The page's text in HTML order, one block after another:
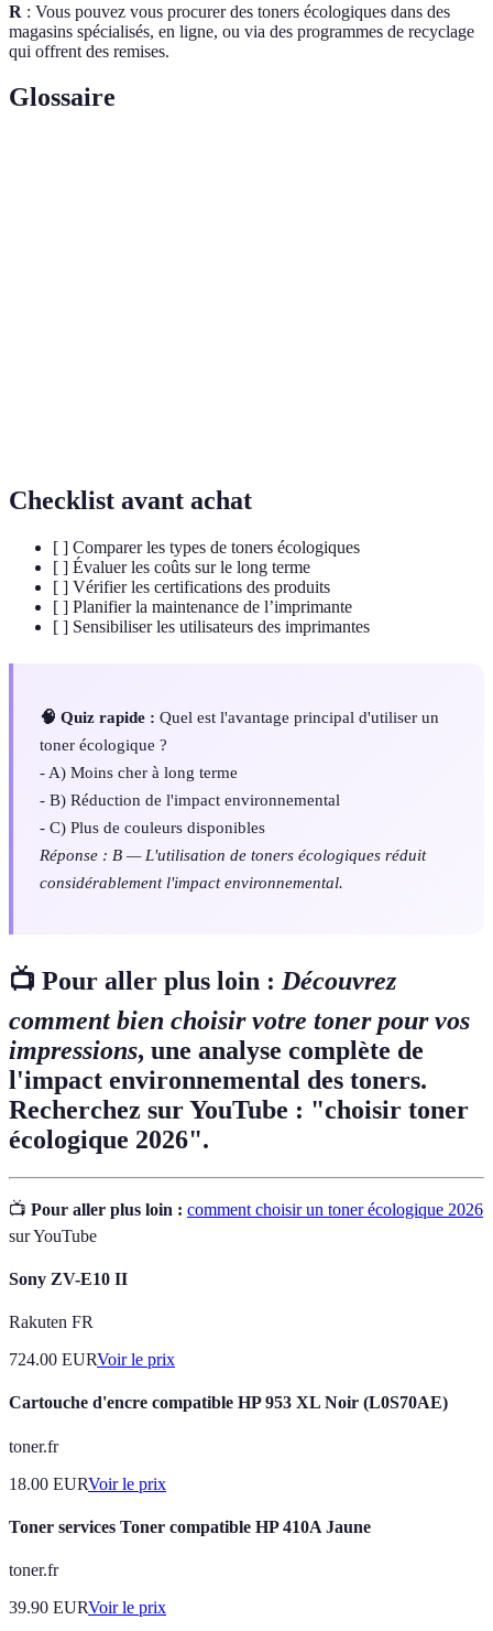
R : Vous pouvez vous procurer des toners écologiques dans des
magasins spécialisés, en ligne, ou via des programmes de recyclage
qui offrent des remises.
Glossaire
Checklist avant achat
[ ] Comparer les types de toners écologiques
[ ] Évaluer les coûts sur le long terme
[ ] Vérifier les certifications des produits
[ ] Planifier la maintenance de l’imprimante
[ ] Sensibiliser les utilisateurs des imprimantes
🧠 Quiz rapide : Quel est l'avantage principal d'utiliser un
toner écologique ?
- A) Moins cher à long terme
- B) Réduction de l'impact environnemental
- C) Plus de couleurs disponibles
Réponse : B — L'utilisation de toners écologiques réduit
considérablement l'impact environnemental.
📺 Pour aller plus loin : Découvrez
comment bien choisir votre toner pour vos
impressions, une analyse complète de
l'impact environnemental des toners.
Recherchez sur YouTube : "choisir toner
écologique 2026".
📺 Pour aller plus loin : comment choisir un toner écologique 2026
sur YouTube
Sony ZV-E10 II
Rakuten FR
724.00 EURVoir le prix
Cartouche d'encre compatible HP 953 XL Noir (L0S70AE)
toner.fr
18.00 EURVoir le prix
Toner services Toner compatible HP 410A Jaune
toner.fr
39.90 EURVoir le prix